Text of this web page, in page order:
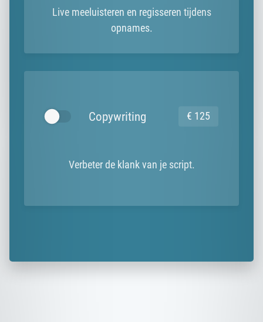
Live meeluisteren en regisseren tijdens
opnames.
€ 125
Copywriting
Verbeter de klank van je script.